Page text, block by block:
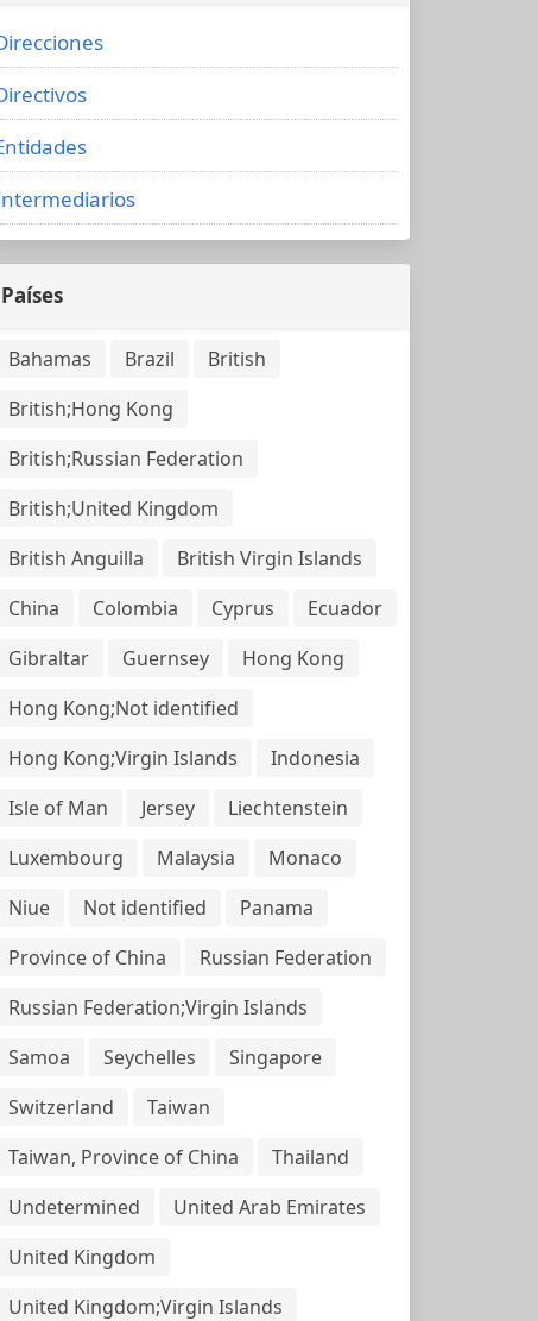
Países
Bahamas Brazil
British
British;Hong Kong
British;Russian Federation
British;United Kingdom
British Anguilla
British Virgin Islands
China
Colombia Cyprus
Ecuador
Gibraltar
Guernsey
Hong Kong
Hong Kong;Not identified
Hong Kong;Virgin Islands
Indonesia
Isle of Man
Jersey
Liechtenstein
Luxembourg
Malaysia
Monaco
Niue
Not identified
Panama
Province of China
Russian Federation
Russian Federation;Virgin Islands
Samoa
Seychelles
Singapore
Switzerland
Taiwan
Taiwan, Province of China
Thailand
Undetermined
United Arab Emirates
United Kingdom
United Kingdom;Virgin Islands